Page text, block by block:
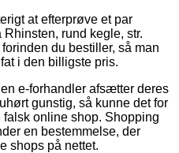
at efterprøve et par
rund kegle, str.
du bestiller, så man
i den billigste pris.
e-forhandler afsætter deres
gunstig, så kunne det for
online shop. Shopping
en bestemmelse, der
shops på nettet.